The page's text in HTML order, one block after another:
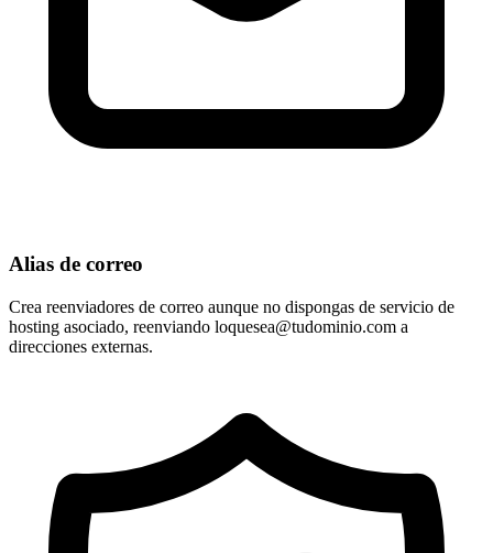
Alias de correo
Crea reenviadores de correo aunque no dispongas de servicio de
hosting asociado, reenviando loquesea@tudominio.com a
direcciones externas.